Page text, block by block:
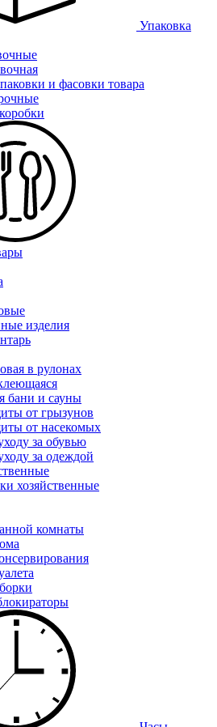
Упаковка
и фасовки товара
изделия
в рулонах
бани и сауны
от грызунов
от насекомых
за обувью
за одеждой
хозяйственные
комнаты